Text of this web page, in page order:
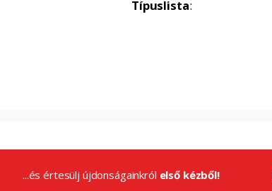
Típuslista:
...és értesülj újdonságainkról első kézből!